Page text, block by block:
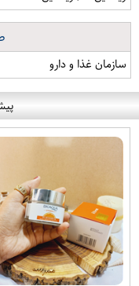
سازمان غذا و دارو